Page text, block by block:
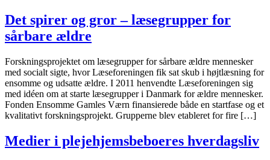
Det spirer og gror – læsegrupper for
sårbare ældre
Forskningsprojektet om læsegrupper for sårbare ældre mennesker
med socialt sigte, hvor Læseforeningen fik sat skub i højtlæsning for
ensomme og udsatte ældre. I 2011 henvendte Læseforeningen sig
med idéen om at starte læsegrupper i Danmark for ældre mennesker.
Fonden Ensomme Gamles Værn finansierede både en startfase og et
kvalitativt forskningsprojekt. Grupperne blev etableret for fire […]
Medier i plejehjemsbeboeres hverdagsliv